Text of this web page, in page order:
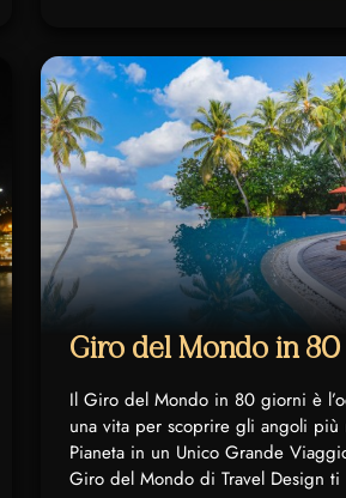
Giro del Mondo in
Il Giro del Mondo in 80 giorni è
una vita per scoprire gli angoli più
Pianeta in un Unico Grande
Giro del Mondo di Travel Design